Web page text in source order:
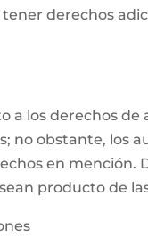
derechos
a los derechos
no obstante, los
en mención.
sean producto de